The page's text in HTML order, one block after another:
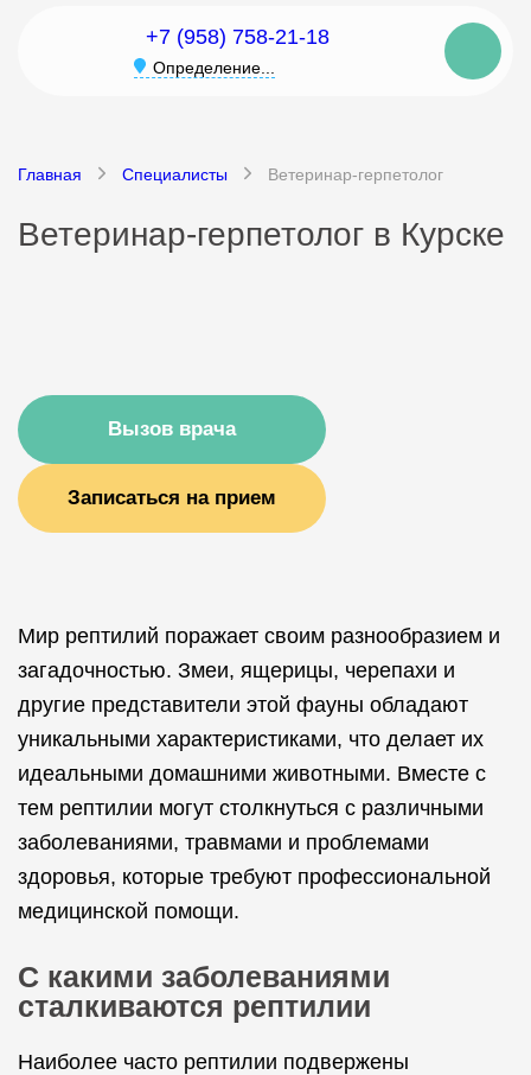
+7 (958) 758-21-18
Определение...
Главная Специалисты Ветеринар-герпетолог
Ветеринар-герпетолог в Курске
Вызов врача
Записаться на прием
Мир рептилий поражает своим разнообразием и
загадочностью. Змеи, ящерицы, черепахи и
другие представители этой фауны обладают
уникальными характеристиками, что делает их
идеальными домашними животными. Вместе с
тем рептилии могут столкнуться с различными
заболеваниями, травмами и проблемами
здоровья, которые требуют профессиональной
медицинской помощи.
С какими заболеваниями
сталкиваются рептилии
Наиболее часто рептилии подвержены